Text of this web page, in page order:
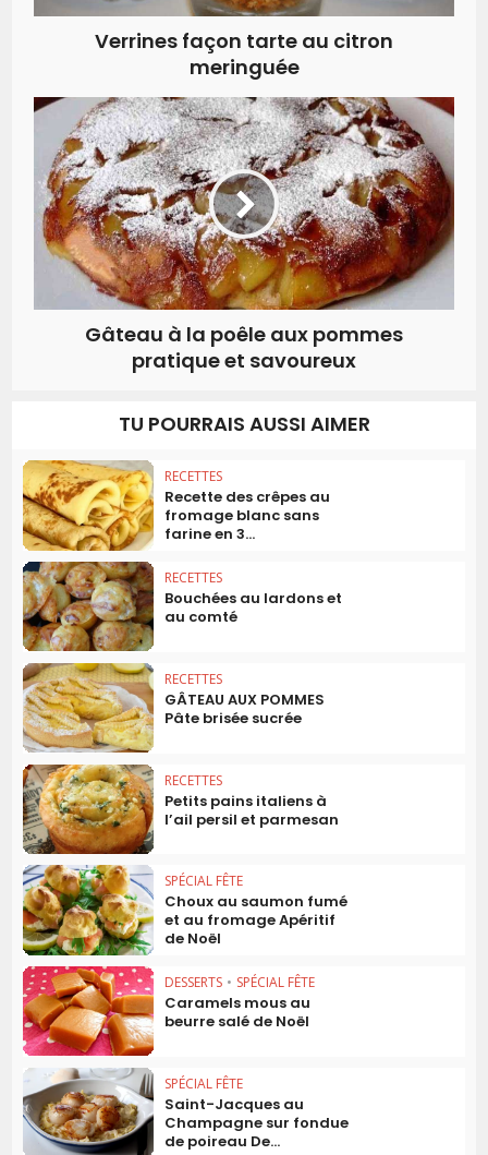
Verrines façon tarte au citron
meringuée
Gâteau à la poêle aux pommes
pratique et savoureux
TU POURRAIS AUSSI AIMER
RECETTES
Recette des crêpes au
fromage blanc sans
farine en 3...
RECETTES
Bouchées au lardons et
au comté
RECETTES
GÂTEAU AUX POMMES
Pâte brisée sucrée
RECETTES
Petits pains italiens à
l’ail persil et parmesan
SPÉCIAL FÊTE
Choux au saumon fumé
et au fromage Apéritif
de Noël
DESSERTS • SPÉCIAL FÊTE
Caramels mous au
beurre salé de Noël
SPÉCIAL FÊTE
Saint-Jacques au
Champagne sur fondue
de poireau De...